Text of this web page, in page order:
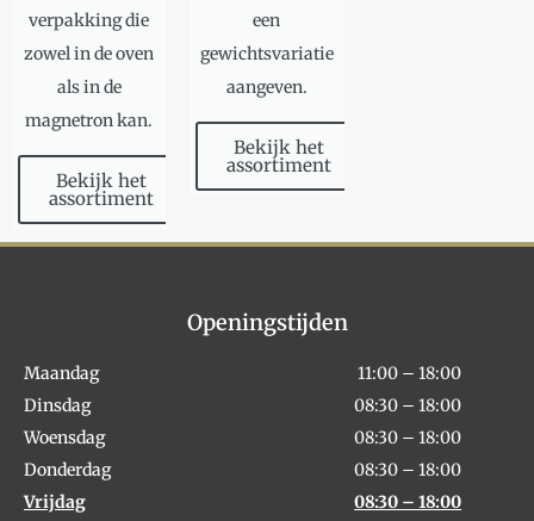
verpakking die
zowel in de oven
als in de
magnetron kan.
Bekijk het
assortiment
een
gewichtsvariatie
aangeven.
Bekijk het
assortiment
Openingstijden
Maandag
11:00 – 18:00
Dinsdag
08:30 – 18:00
Woensdag
08:30 – 18:00
Donderdag
08:30 – 18:00
Vrijdag
08:30 – 18:00